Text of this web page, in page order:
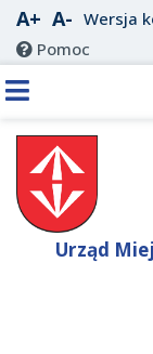
A+ A- Wersja
Pomoc
Urząd